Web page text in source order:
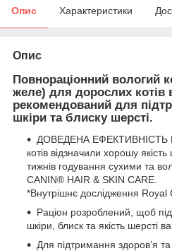
Опис Характеристики
Опис
Повнорацiонний вологий
желе) для дорослих котів
рекомендований для
шкіри та блиску шерсті.
ДОВЕДЕНА ЕФЕКТИВНІСТЬ
котів відзначили хорошу
тижнів годування сухими та
CANIN® HAIR & SKIN CARE.
*Внутрішнє дослідження Royal
Раціон розроблений, щоб
шкіри, блиск та якість шерсті
Для підтримання здоров’я